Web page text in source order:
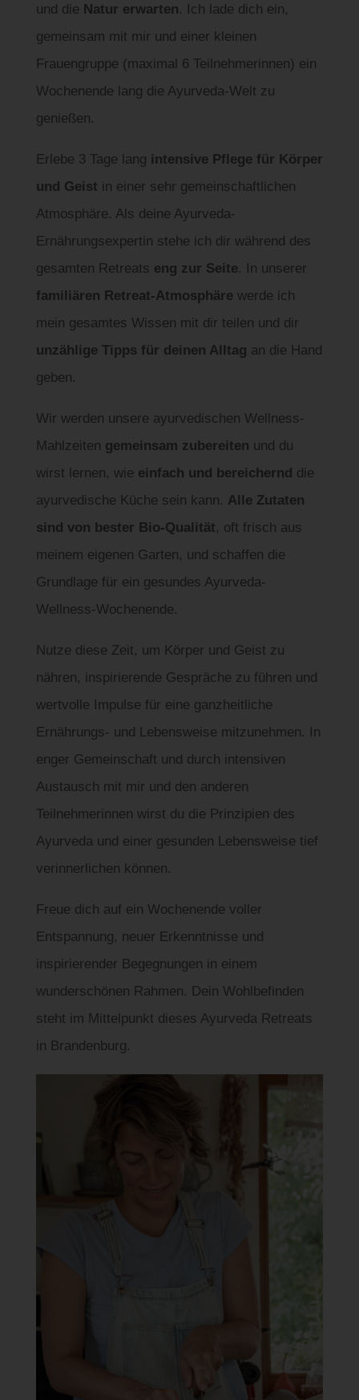
und die Natur erwarten. Ich lade dich ein,
gemeinsam mit mir und einer kleinen
Frauengruppe (maximal 6 Teilnehmerinnen) ein
Wochenende lang die Ayurveda-Welt zu
genießen.
Erlebe 3 Tage lang intensive Pflege für Körper
und Geist in einer sehr gemeinschaftlichen
Atmosphäre. Als deine Ayurveda-
Ernährungsexpertin stehe ich dir während des
gesamten Retreats eng zur Seite. In unserer
familiären Retreat-Atmosphärewerde ich
mein gesamtes Wissen mit dir teilen und dir
unzählige Tipps für deinen Alltag an die Hand
geben.
Wir werden unsere ayurvedischen Wellness-
Mahlzeiten gemeinsam zubereiten und du
wirst lernen, wie einfach und bereichernd die
ayurvedische Küche sein kann. Alle Zutaten
sind von bester Bio-Qualität, oft frisch aus
meinem eigenen Garten, und schaffen die
Grundlage für ein gesundes Ayurveda-
Wellness-Wochenende.
Nutze diese Zeit, um Körper und Geist zu
nähren, inspirierende Gespräche zu führen und
wertvolle Impulse für eine ganzheitliche
Ernährungs- und Lebensweise mitzunehmen. In
enger Gemeinschaft und durch intensiven
Austausch mit mir und den anderen
Teilnehmerinnen wirst du die Prinzipien des
Ayurveda und einer gesunden Lebensweise tief
verinnerlichen können.
Freue dich auf ein Wochenende voller
Entspannung, neuer Erkenntnisse und
inspirierender Begegnungen in einem
wunderschönen Rahmen. Dein Wohlbefinden
steht im Mittelpunkt dieses Ayurveda Retreats
in Brandenburg.